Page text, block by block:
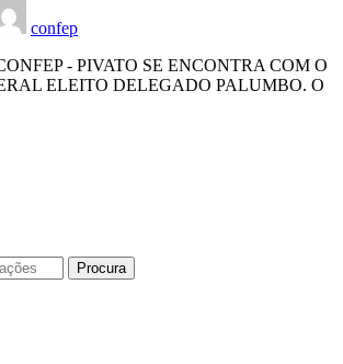
confep
- PIVATO SE ENCONTRA COM O
ELEITO DELEGADO PALUMBO. O
Procura